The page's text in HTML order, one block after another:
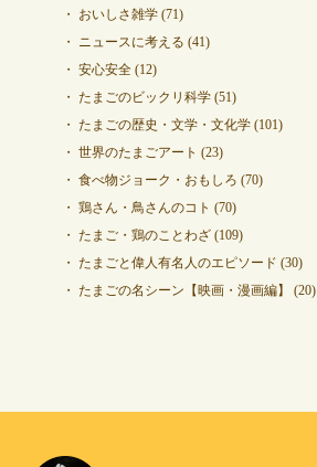
おいしさ雑学(71)
ニュースに考える (41)
安心安全(12)
たまごのビックリ科学(51)
たまごの歴史・文学・文化学(101)
世界のたまごアート (23)
食べ物ジョーク・おもしろ (70)
鶏さん・鳥さんのコト (70)
たまご・鶏のことわざ(109)
たまごと偉人有名人のエピソード (30)
たまごの名シーン【映画・漫画編】
(20)